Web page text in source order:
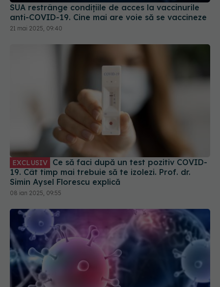
SUA restrânge condiţiile de acces la vaccinurile
anti-COVID-19. Cine mai are voie să se vaccineze
21 mai 2025, 09:40
EXCLUSIV
19. Cât timp mai trebuie să te izolezi. Prof. dr.
Simin Aysel Florescu explică
08 ian 2025, 09:55